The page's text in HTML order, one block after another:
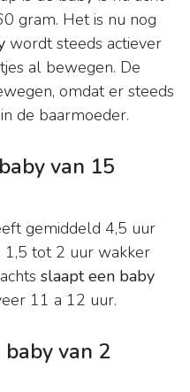
gram. Het is nu nog
wordt steeds actiever
al bewegen. De
omdat er steeds
de baarmoeder.
van 15
gemiddeld 4,5 uur
1,5 tot 2 uur wakker
slaapt een baby
11 a 12 uur.
van 2